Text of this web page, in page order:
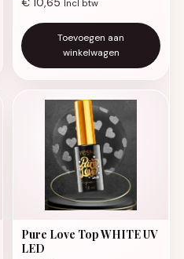
Incl btw
Toevoegen aan
winkelwagen
Pure Love Top WHITE UV
LED